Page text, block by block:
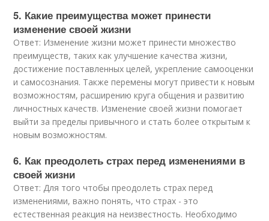
5. Какие преимущества может принести
изменение своей жизни
Ответ: Изменение жизни может принести множество
преимуществ, таких как улучшение качества жизни,
достижение поставленных целей, укрепление самооценки
и самосознания. Также перемены могут привести к новым
возможностям, расширению круга общения и развитию
личностных качеств. Изменение своей жизни помогает
выйти за пределы привычного и стать более открытым к
новым возможностям.
6. Как преодолеть страх перед изменениями в
своей жизни
Ответ: Для того чтобы преодолеть страх перед
изменениями, важно понять, что страх - это
естественная реакция на неизвестность. Необходимо